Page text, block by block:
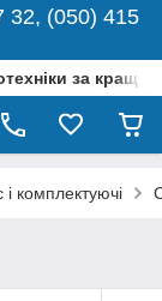
32, (050) 415
за
комплектуючі